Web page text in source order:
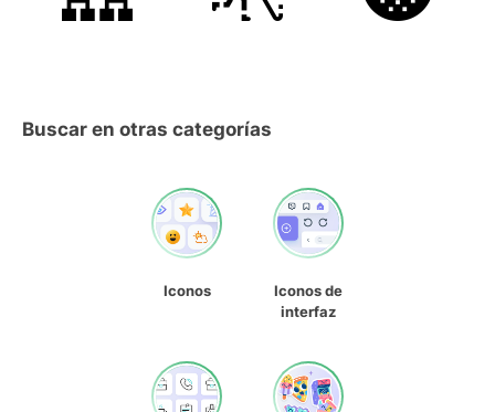
Buscar en otras categorías
Iconos
Iconos de
interfaz